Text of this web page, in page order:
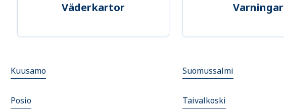
Väderkartor Varningar
Kuusamo Suomussalmi
Posio Taivalkoski